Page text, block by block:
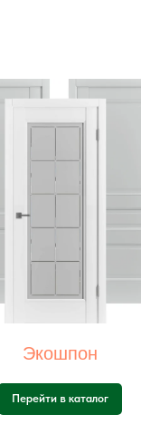
Экошпон
Перейти в каталог